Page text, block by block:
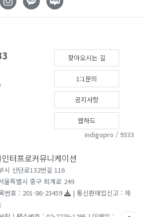
찾아오시는 길
1:1문의
공지사항
웹하드
indigopro / 9333
터프로커뮤니케이션
시 산단로132번길 116
울특별시 중구 퇴계로 249
번호 : 201-86-23459
| 통신판매업신고 : 제